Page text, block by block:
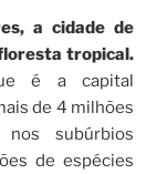
a cidade de
tropical.
é a capital
de 4 milhões
subúrbios
de espécies